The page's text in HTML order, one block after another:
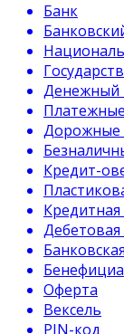
Банк
Денежный
Дорожные
Кредит-
Кредитная
Дебетовая
Оферта
Вексель
PIN-код